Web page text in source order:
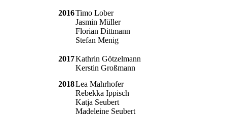
2016Timo Lober
Jasmin Müller
Florian Dittmann
Stefan Menig
2017Kathrin Götzelmann
Kerstin Großmann
2018Lea Mahrhofer
Rebekka Ippisch
Katja Seubert
Madeleine Seubert